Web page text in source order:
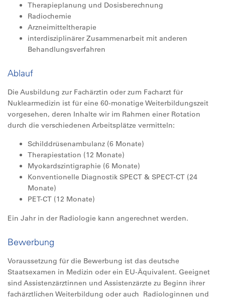
Therapieplanung und Dosisberechnung
Radiochemie
Arzneimitteltherapie
interdisziplinärer Zusammenarbeit mit anderen
Behandlungsverfahren
Ablauf
Die Ausbildung zur Fachärztin oder zum Facharzt für
Nuklearmedizin ist für eine 60-monatige Weiterbildungszeit
vorgesehen, deren Inhalte wir im Rahmen einer Rotation
durch die verschiedenen Arbeitsplätze vermitteln:
Schilddrüsenambulanz (6 Monate)
Therapiestation (12 Monate)
Myokardszintigraphie (6 Monate)
Konventionelle Diagnostik SPECT & SPECT-CT (24
Monate)
PET-CT (12 Monate)
Ein Jahr in der Radiologie kann angerechnet werden.
Bewerbung
Voraussetzung für die Bewerbung ist das deutsche
Staatsexamen in Medizin oder ein EU-Äquivalent. Geeignet
sind Assistenzärztinnen und Assistenzärzte zu Beginn ihrer
fachärztlichen Weiterbildung oder auch Radiologinnen und